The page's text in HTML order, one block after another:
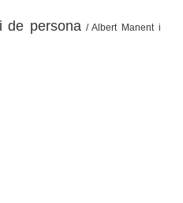
de persona/ Albert Manent i